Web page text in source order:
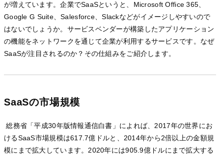
が増えています。企業でSaaSというと、Microsoft Office 365、
Google G Suite、Salesforce、Slackなどがイメージしやすいので
はないでしょうか。サービスベンダーが構築したアプリケーション
の機能をネットワークを通じて企業が利用するサービスです。なぜ
SaaSが注目されるのか？その仕組みをご紹介します。
SaaSの市場規模
総務省「平成30年版情報通信白書」によれば、2017年の世界にお
けるSaaS市場規模は617.7億ドルと、2014年から2倍以上の金額規
模にまで拡大しています。2020年には905.9億ドルにまで拡大する